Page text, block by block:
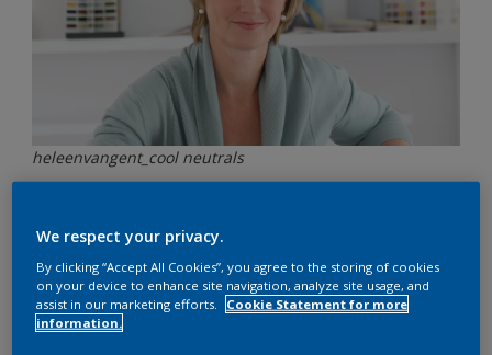
heleenvangent_cool neutrals
我們的色彩趨勢團隊
__Heleen van Gent__ Global Aesthetics Center 負責
We respect your privacy.
By clicking “Accept All Cookies”, you agree to the storing of cookies
on your device to enhance site navigation, analyze site usage, and
assist in our marketing efforts.
Cookie Statement for more
information.